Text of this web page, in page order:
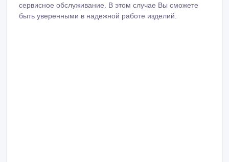
сервисное обслуживание. В этом случае Вы сможете
быть уверенными в надежной работе изделий.